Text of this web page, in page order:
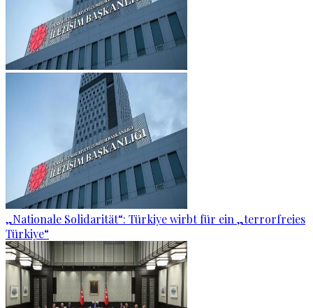
„Nationale Solidarität“: Türkiye wirbt für ein „terrorfreies
Türkiye“